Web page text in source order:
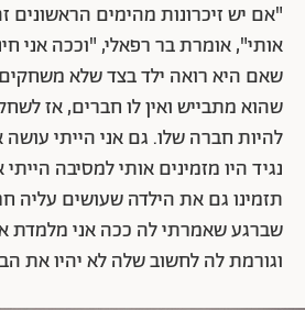
"אם יש זיכרונות מהימים הראשונים
אותי", אומרת בר רפאלי, "וככה אני
שאם היא רואה ילד בצד שלא
שהוא מתבייש ואין לו חברים, אז
להיות חברה שלו. גם אני הייתי
נגיד היו מזמינים אותי למסיבה
תזמינו גם את הילדה שעושים עליה
שברגע שאמרתי לה ככה אני מלמדת
וגורמת לה לחשוב שלה לא יהיו את